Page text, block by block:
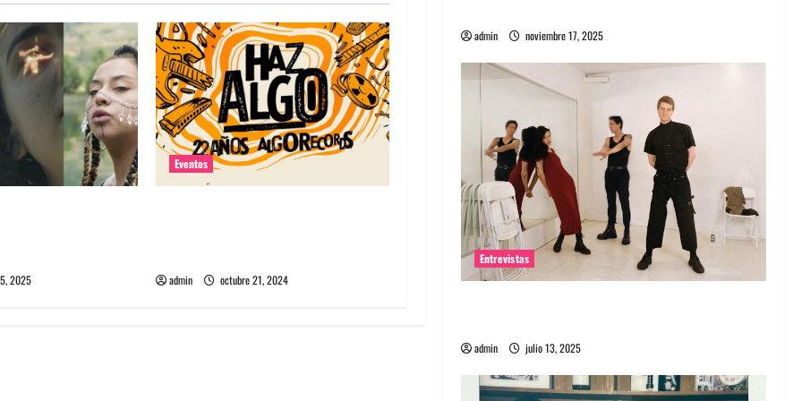
2025
Eventos
admin octubre 21, 2024
admin noviembre 17, 2025
Entrevistas
admin julio 13, 2025